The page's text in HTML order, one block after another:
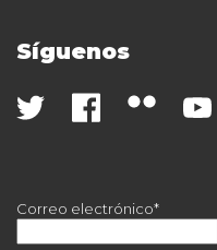
Síguenos
Correo electrónico*